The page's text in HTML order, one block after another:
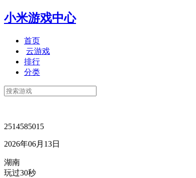
小米游戏中心
首页
云游戏
排行
分类
2514585015
2026年06月13日
湖南
玩过30秒